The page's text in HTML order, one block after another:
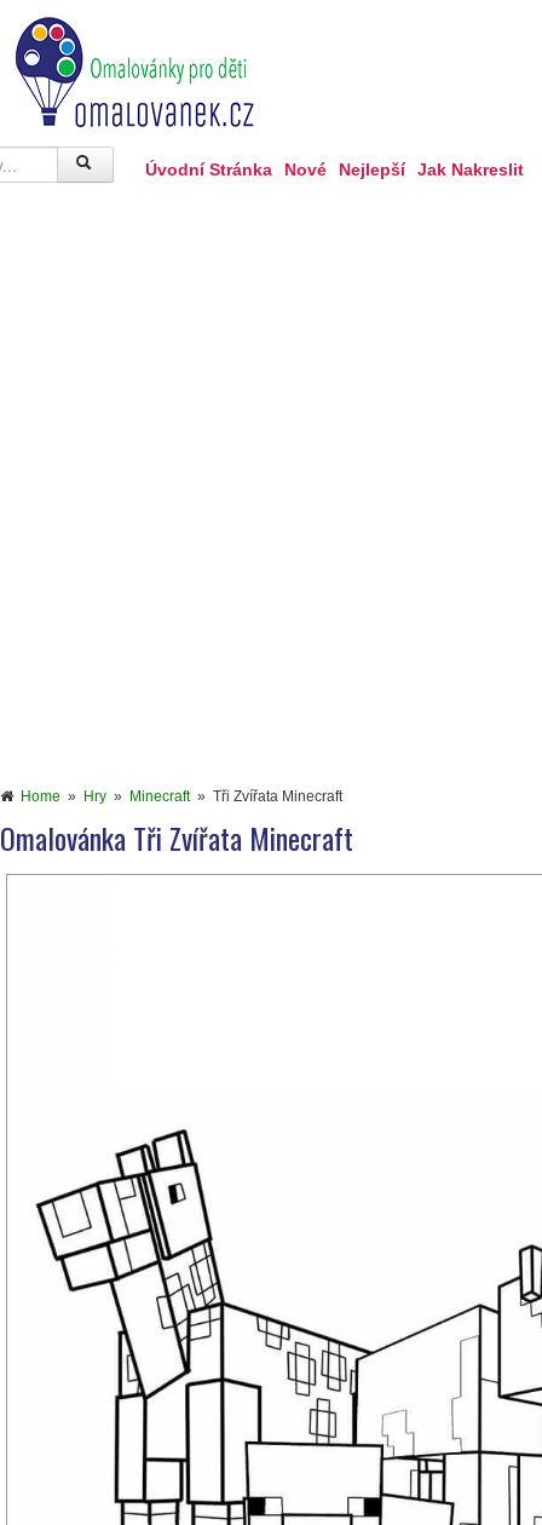
Úvodní Stránka Nové Nejlepší Jak Nakreslit
Home » Hry » Minecraft» Tři Zvířata Minecraft
Omalovánka Tři Zvířata Minecraft